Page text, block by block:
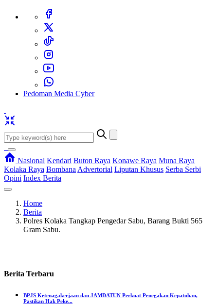
Pedoman Media Cyber
Nasional Kendari Buton Raya Konawe Raya Muna Raya
Kolaka Raya Bombana Advertorial Liputan Khusus Serba Serbi
Opini Index Berita
Home
Berita
Polres Kolaka Tangkap Pengedar Sabu, Barang Bukti 565
Gram Sabu.
Berita Terbaru
BPJS Ketenagakerjaan dan JAMDATUN Perkuat Penegakan Kepatuhan,
Pastikan Hak Peke...